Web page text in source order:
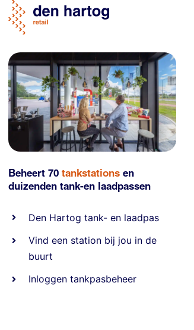
Beheert 70tankstationsen
duizendentank-en laadpassen
Den Hartog tank- en laadpas
Vind een station bij jou in de
buurt
Inloggen tankpasbeheer